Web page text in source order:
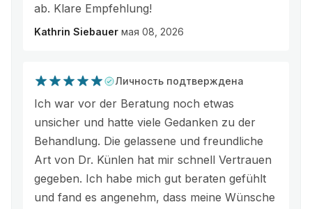
ab. Klare Empfehlung!
Kathrin Siebauer мая 08, 2026
Личность подтверждена
Ich war vor der Beratung noch etwas
unsicher und hatte viele Gedanken zu der
Behandlung. Die gelassene und freundliche
Art von Dr. Künlen hat mir schnell Vertrauen
gegeben. Ich habe mich gut beraten gefühlt
und fand es angenehm, dass meine Wünsche